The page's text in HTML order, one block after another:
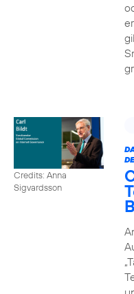
Credits: Anna
Sigvardsson